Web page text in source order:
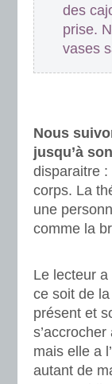
des
prise.
vases
Nous
jusqu’à
disparaitre
corps. La
une
comme la
Le lecteur a
ce soit de
présent et
mais elle a
autant de